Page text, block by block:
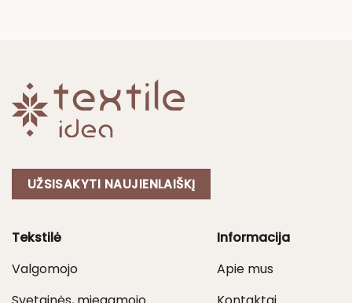
UŽSISAKYTI NAUJIENLAIŠKĮ
Tekstilė
Valgomojo
Informacija
Apie mus